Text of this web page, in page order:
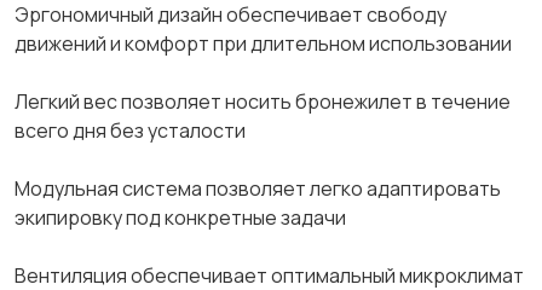
Эргономичный дизайн обеспечивает свободу
движений и комфорт при длительном использовании
Легкий вес позволяет носить бронежилет в течение
всего дня без усталости
Модульная система позволяет легко адаптировать
экипировку под конкретные задачи
Вентиляция обеспечивает оптимальный микроклимат